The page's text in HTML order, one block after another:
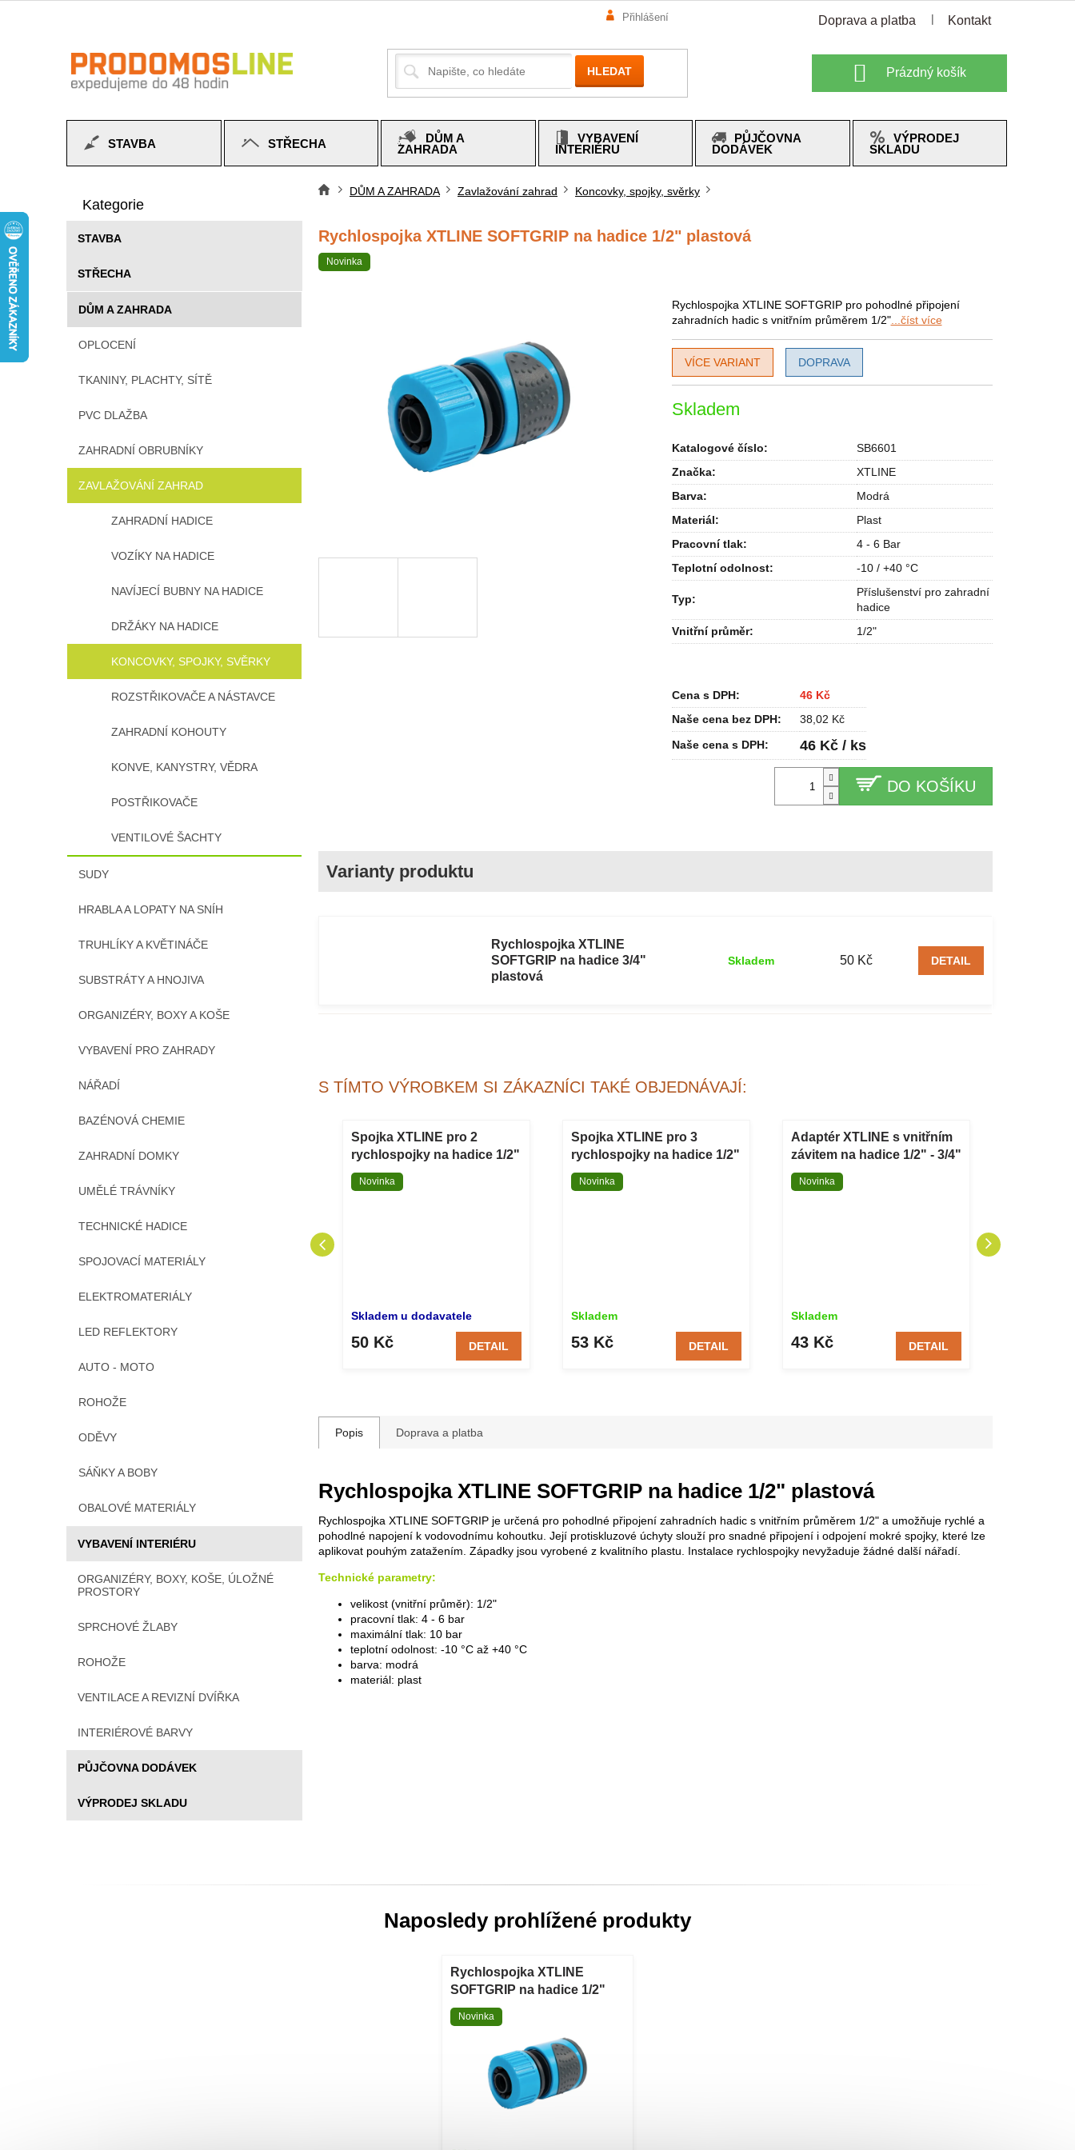
Doprava a platba Kontakt
Přihlášení
HLEDAT
Nákupní
košík
Prázdný košík
STAVBA STŘECHA
DŮM A
ZAHRADA
VYBAVENÍ
INTERIÉRU
PŮJČOVNA
DODÁVEK
VÝPRODEJ
SKLADU
n
p
kategorie
Kategorie
STAVBA
STŘECHA
DŮM A ZAHRADA
OPLOCENÍ
TKANINY, PLACHTY, SÍTĚ
PVC DLAŽBA
ZAHRADNÍ OBRUBNÍKY
ZAVLAŽOVÁNÍ ZAHRAD
ZAHRADNÍ HADICE
VOZÍKY NA HADICE
NAVÍJECÍ BUBNY NA HADICE
DRŽÁKY NA HADICE
KONCOVKY, SPOJKY, SVĚRKY
ROZSTŘIKOVAČE A NÁSTAVCE
ZAHRADNÍ KOHOUTY
KONVE, KANYSTRY, VĚDRA
POSTŘIKOVAČE
VENTILOVÉ ŠACHTY
SUDY
HRABLA A LOPATY NA SNÍH
TRUHLÍKY A KVĚTINÁČE
SUBSTRÁTY A HNOJIVA
ORGANIZÉRY, BOXY A KOŠE
VYBAVENÍ PRO ZAHRADY
NÁŘADÍ
BAZÉNOVÁ CHEMIE
ZAHRADNÍ DOMKY
UMĚLÉ TRÁVNÍKY
TECHNICKÉ HADICE
SPOJOVACÍ MATERIÁLY
ELEKTROMATERIÁLY
LED REFLEKTORY
AUTO - MOTO
ROHOŽE
ODĚVY
SÁŇKY A BOBY
OBALOVÉ MATERIÁLY
VYBAVENÍ INTERIÉRU
ORGANIZÉRY, BOXY, KOŠE, ÚLOŽNÉ
PROSTORY
SPRCHOVÉ ŽLABY
ROHOŽE
VENTILACE A REVIZNÍ DVÍŘKA
INTERIÉROVÉ BARVY
PŮJČOVNA DODÁVEK
VÝPRODEJ SKLADU
DŮM A ZAHRADA Zavlažování zahrad Koncovky, spojky, svěrky
Rychlospojka XTLINE SOFTGRIP na hadice 1/2" plastová
Novinka
Skladem
DO KOŠÍKU
Rychlospojka XTLINE SOFTGRIP pro pohodlné připojení
zahradních hadic s vnitřním průměrem 1/2"...číst více
Katalogové číslo:
SB6601
Značka:
XTLINE
Barva:
Modrá
Materiál:
Plast
Pracovní tlak:
4 - 6 Bar
Teplotní odolnost: -10 / +40 °C
Typ:
Příslušenství pro zahradní
hadice
Vnitřní průměr: 1/2"
VÍCE VARIANT DOPRAVA
Cena s DPH:
46 Kč
Naše cena bez DPH:
38,02 Kč
Naše cena s DPH:
46 Kč / ks
Rychlospojka XTLINE
SOFTGRIP na hadice 3/4"
plastová
50 Kč
Skladem DETAIL
S TÍMTO VÝROBKEM SI ZÁKAZNÍCI TAKÉ OBJEDNÁVAJÍ:
1/2" 20 m
Spojka XTLINE pro 2
rychlospojky na hadice 1/2"
a 3/4" plastová
Novinka
Skladem u dodavatele
50 Kč DETAIL
Spojka XTLINE pro 3
rychlospojky na hadice 1/2"
a 3/4" plastová
Novinka
Skladem
53 Kč DETAIL
Adaptér XTLINE s vnitřním
závitem na hadice 1/2" - 3/4"
plastový
Novinka
Skladem
43 Kč DETAIL
Popis Doprava a platba
Rychlospojka XTLINE SOFTGRIP na hadice 1/2" plastová
Rychlospojka XTLINE SOFTGRIP je určená pro pohodlné připojení zahradních hadic s vnitřním průměrem 1/2" a umožňuje rychlé a
pohodlné napojení k vodovodnímu kohoutku. Její protiskluzové úchyty slouží pro snadné připojení i odpojení mokré spojky, které lze
aplikovat pouhým zatažením. Západky jsou vyrobené z kvalitního plastu. Instalace rychlospojky nevyžaduje žádné další nářadí.
Technické parametry:
velikost (vnitřní průměr): 1/2"
pracovní tlak: 4 - 6 bar
maximální tlak: 10 bar
teplotní odolnost: -10 °C až +40 °C
barva: modrá
materiál: plast
Naposledy prohlížené produkty
Rychlospojka XTLINE
SOFTGRIP na hadice 1/2"
plastová Rychlospojka
XTLINE SOFTGRIP na
hadice 1/2" plastová
Novinka